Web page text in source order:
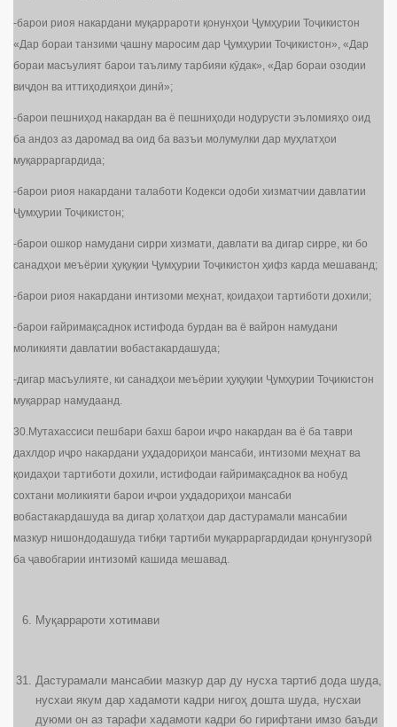
-барои риоя накардани муқаррароти қонунҳои Ҷумҳурии Тоҷикистон
«Дар бораи танзими ҷашну маросим дар Ҷумҳурии Тоҷикистон», «Дар
бораи масъулият барои таълиму тарбияи кӯдак», «Дар бораи озодии
виҷдон ва иттиҳодияҳои динӣ»;
-барои пешниҳод накардан ва ё пешниҳоди нодурусти эъломияҳо оид
ба андоз аз даромад ва оид ба вазъи молумулки дар муҳлатҳои
муқарраргардида;
-барои риоя накардани талаботи Кодекси одоби хизматчии давлатии
Ҷумҳурии Тоҷикистон;
-барои ошкор намудани сирри хизмати, давлати ва дигар сирре, ки бо
санадҳои меъёрии ҳуқуқии Ҷумҳурии Тоҷикистон ҳифз карда мешаванд;
-барои риоя накардани интизоми меҳнат, қоидаҳои тартиботи дохили;
-барои ғайримақсаднок истифода бурдан ва ё вайрон намудани
моликияти давлатии вобастакардашуда;
-дигар масъулияте, ки санадҳои меъёрии ҳуқуқии Ҷумҳурии Тоҷикистон
муқаррар намудаанд.
30.Мутахассиси пешбари бахш барои иҷро накардан ва ё ба таври
дахлдор иҷро накардани уҳдадориҳои мансаби, интизоми меҳнат ва
қоидаҳои тартиботи дохили, истифодаи ғайримақсаднок ва нобуд
сохтани моликияти барои иҷрои уҳдадориҳои мансаби
вобастакардашуда ва дигар ҳолатҳои дар дастурамали мансабии
мазкур нишондодашуда тибқи тартиби муқарраргардидаи қонунгузорӣ
ба ҷавобгарии интизомӣ кашида мешавад.
Муқаррароти хотимави
Дастурамали мансабии мазкур дар ду нусха тартиб дода шуда,
нусхаи якум дар хадамоти кадри нигоҳ дошта шуда, нусхаи
дуюми он аз тарафи хадамоти кадри бо гирифтани имзо баъди